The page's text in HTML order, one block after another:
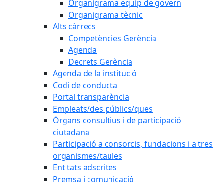
Organigrama equip de govern
Organigrama tècnic
Alts càrrecs
Competències Gerència
Agenda
Decrets Gerència
Agenda de la institució
Codi de conducta
Portal transparència
Empleats/des públics/ques
Òrgans consultius i de participació
ciutadana
Participació a consorcis, fundacions i altres
organismes/taules
Entitats adscrites
Premsa i comunicació